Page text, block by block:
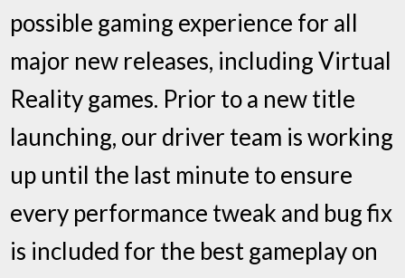
possible gaming experience for all
major new releases, including Virtual
Reality games. Prior to a new title
launching, our driver team is working
up until the last minute to ensure
every performance tweak and bug fix
is included for the best gameplay on